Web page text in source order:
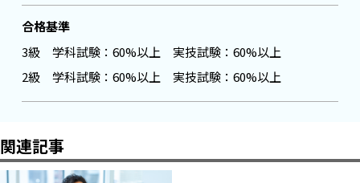
合格基準
3級 学科試験：60%以上 実技試験：60%以上
2級 学科試験：60%以上 実技試験：60%以上
関連記事